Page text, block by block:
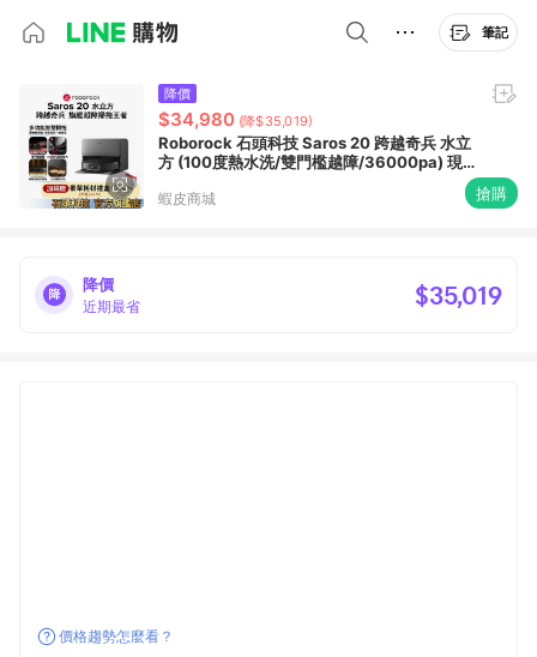
筆記
降價
$34,980 (降$35,019)
Roborock 石頭科技 Saros 20 跨越奇兵 水立
方 (100度熱水洗/雙門檻越障/36000pa) 現
蝦皮商城 搶購
降價
近期最省 $35,019
價格趨勢怎麼看？